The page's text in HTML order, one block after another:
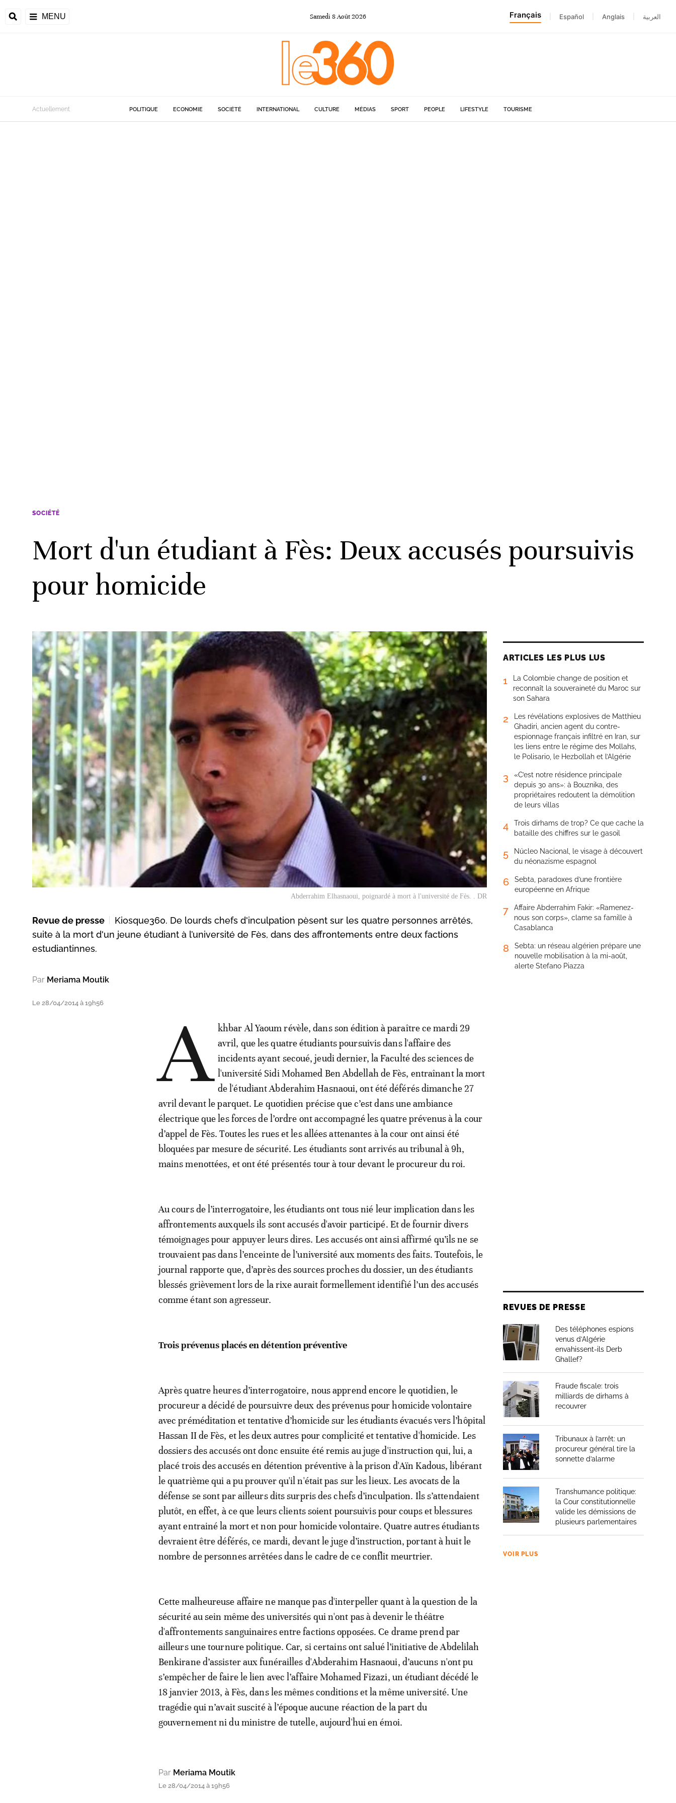
MENU Samedi 8Août2026 Français Español Anglais العربية
Actuellement POLITIQUE ECONOMIE SOCIÉTÉ INTERNATIONAL CULTURE MÉDIAS SPORT PEOPLE LIFESTYLE TOURISME
SOCIÉTÉ
Mort d'un étudiant à Fès: Deux accusés poursuivis
pour homicide
Abderrahim Elhasnaoui, poignardé à mort à l'université de Fès. . DR
Revue de presse
Kiosque360. De lourds chefs d'inculpation pèsent sur les quatre personnes arrêtés,
suite à la mort d'un jeune étudiant à l’université de Fès, dans des affrontements entre deux factions
estudiantinnes.
Par Meriama Moutik
Le 28/04/2014 à 19h56 A khbar Al Yaoum révèle, dans son édition à paraître ce mardi 29
avril, que les quatre étudiants poursuivis dans l'affaire des
incidents ayant secoué, jeudi dernier, la Faculté des sciences de
l'université Sidi Mohamed Ben Abdellah de Fès, entraînant la mort
de l'étudiant Abderahim Hasnaoui, ont été déférés dimanche 27
avril devant le parquet. Le quotidien précise que c’est dans une ambiance
électrique que les forces de l’ordre ont accompagné les quatre prévenus à la cour
d’appel de Fès. Toutes les rues et les allées attenantes à la cour ont ainsi été
bloquées par mesure de sécurité. Les étudiants sont arrivés au tribunal à 9h,
mains menottées, et ont été présentés tour à tour devant le procureur du roi.
Au cours de l’interrogatoire, les étudiants ont tous nié leur implication dans les
affrontements auxquels ils sont accusés d'avoir participé. Et de fournir divers
témoignages pour appuyer leurs dires. Les accusés ont ainsi affirmé qu’ils ne se
trouvaient pas dans l’enceinte de l’université aux moments des faits. Toutefois, le
journal rapporte que, d’après des sources proches du dossier, un des étudiants
blessés grièvement lors de la rixe aurait formellement identifié l’un des accusés
comme étant son agresseur.
Trois prévenus placés en détention préventive
Après quatre heures d’interrogatoire, nous apprend encore le quotidien, le
procureur a décidé de poursuivre deux des prévenus pour homicide volontaire
avec préméditation et tentative d’homicide sur les étudiants évacués vers l’hôpital
Hassan II de Fès, et les deux autres pour complicité et tentative d'homicide. Les
dossiers des accusés ont donc ensuite été remis au juge d'instruction qui, lui, a
placé trois des accusés en détention préventive à la prison d'Aïn Kadous, libérant
le quatrième qui a pu prouver qu'il n'était pas sur les lieux. Les avocats de la
défense se sont par ailleurs dits surpris des chefs d’inculpation. Ils s’attendaient
plutôt, en effet, à ce que leurs clients soient poursuivis pour coups et blessures
ayant entrainé la mort et non pour homicide volontaire. Quatre autres étudiants
devraient être déférés, ce mardi, devant le juge d’instruction, portant à huit le
nombre de personnes arrêtées dans le cadre de ce conflit meurtrier.
Cette malheureuse affaire ne manque pas d'interpeller quant à la question de la
sécurité au sein même des universités qui n'ont pas à devenir le théâtre
d'affrontements sanguinaires entre factions opposées. Ce drame prend par
ailleurs une tournure politique. Car, si certains ont salué l’initiative de Abdelilah
Benkirane d’assister aux funérailles d'Abderahim Hasnaoui, d’aucuns n'ont pu
s’empêcher de faire le lien avec l’affaire Mohamed Fizazi, un étudiant décédé le
18 janvier 2013, à Fès, dans les mêmes conditions et la même université. Une
tragédie qui n’avait suscité à l’époque aucune réaction de la part du
gouvernement ni du ministre de tutelle, aujourd'hui en émoi.
Par Meriama Moutik
Le 28/04/2014 à 19h56
ARTICLES LES PLUS LUS
1
La Colombie change de position et
reconnaît la souveraineté du Maroc sur
son Sahara
2
Les révélations explosives de Matthieu
Ghadiri, ancien agent du contre-
espionnage français infiltré en Iran, sur
les liens entre le régime des Mollahs,
le Polisario, le Hezbollah et l’Algérie
3
«C’est notre résidence principale
depuis 30 ans»: à Bouznika, des
propriétaires redoutent la démolition
de leurs villas
4
Trois dirhams de trop? Ce que cache la
bataille des chiffres sur le gasoil
5
Núcleo Nacional, le visage à découvert
du néonazisme espagnol
6
Sebta, paradoxes d’une frontière
européenne en Afrique
7
Affaire Abderrahim Fakir: «Ramenez-
nous son corps», clame sa famille à
Casablanca
8
Sebta: un réseau algérien prépare une
nouvelle mobilisation à la mi-août,
alerte Stefano Piazza
REVUES DE PRESSE
Des téléphones espions
venus d’Algérie
envahissent-ils Derb
Ghallef?
Fraude fiscale: trois
milliards de dirhams à
recouvrer
Tribunaux à l’arrêt: un
procureur général tire la
sonnette d’alarme
Transhumance politique:
la Cour constitutionnelle
valide les démissions de
plusieurs parlementaires
VOIR PLUS